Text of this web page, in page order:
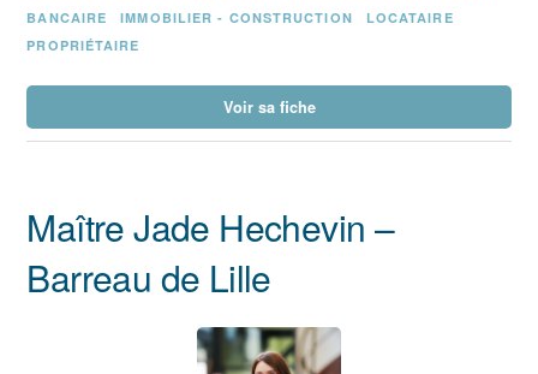
BANCAIRE
IMMOBILIER - CONSTRUCTION
LOCATAIRE
PROPRIÉTAIRE
Voir sa fiche
Maître Jade Hechevin –
Barreau de Lille